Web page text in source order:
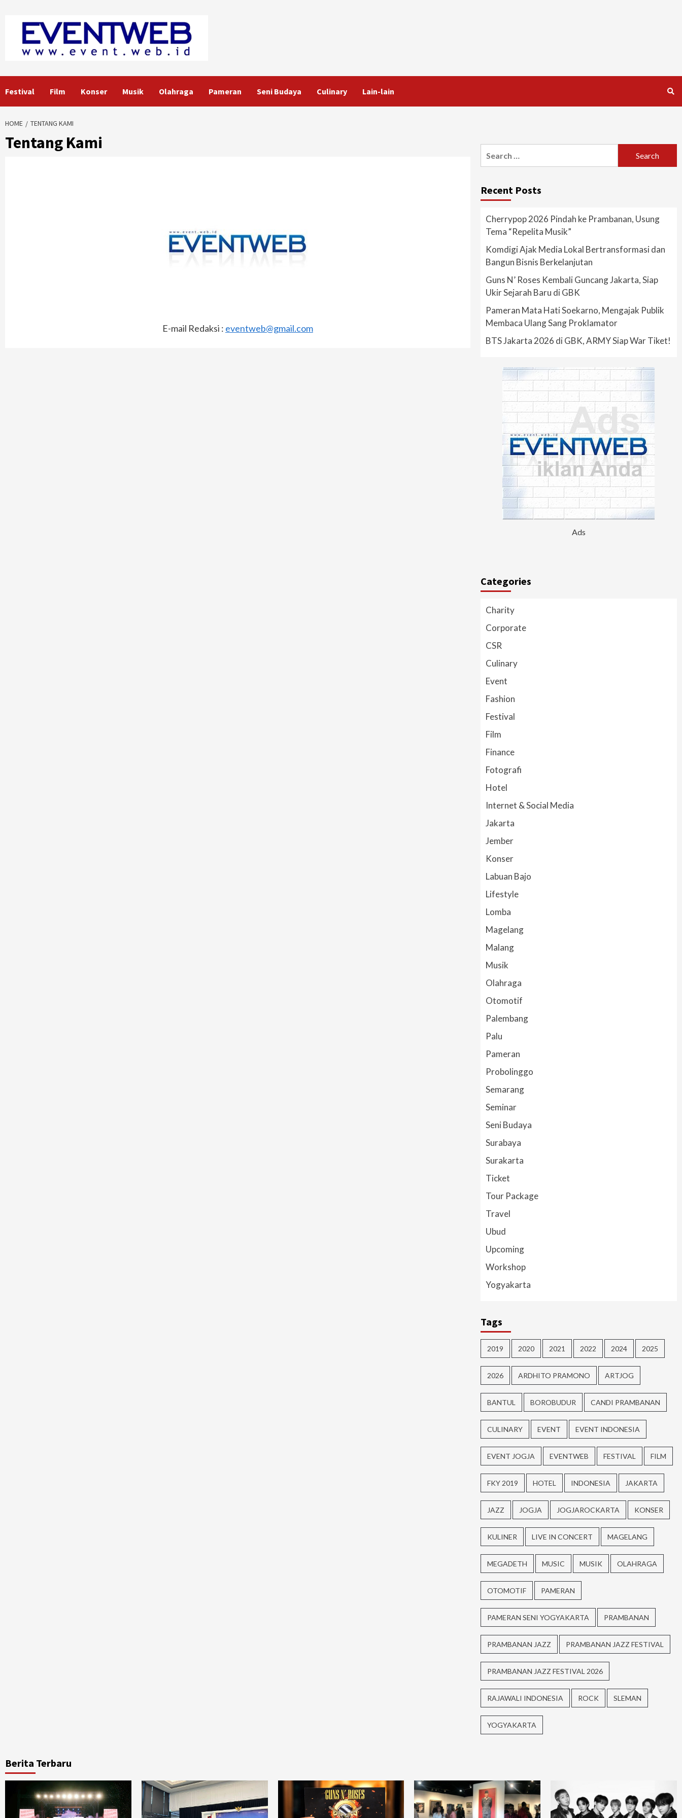
content
Festival Film Konser Musik Olahraga Pameran Seni Budaya Culinary Lain-lain
HOME TENTANG KAMI
Tentang Kami
E-mail Redaksi : eventweb@gmail.com
for:
Recent Posts
Cherrypop 2026 Pindah ke Prambanan, Usung
Tema “Repelita Musik”
Komdigi Ajak Media Lokal Bertransformasi dan
Bangun Bisnis Berkelanjutan
Guns N’ Roses Kembali Guncang Jakarta, Siap
Ukir Sejarah Baru di GBK
Pameran Mata Hati Soekarno, Mengajak Publik
Membaca Ulang Sang Proklamator
BTS Jakarta 2026 di GBK, ARMY Siap War Tiket!
Ads
Categories
Charity
Corporate
CSR
Culinary
Event
Fashion
Festival
Film
Finance
Fotografi
Hotel
Internet & Social Media
Jakarta
Jember
Konser
Labuan Bajo
Lifestyle
Lomba
Magelang
Malang
Musik
Olahraga
Otomotif
Palembang
Palu
Pameran
Probolinggo
Semarang
Seminar
Seni Budaya
Surabaya
Surakarta
Ticket
Tour Package
Travel
Ubud
Upcoming
Workshop
Yogyakarta
Tags
2019 2020 2021 2022 2024 2025
2026 ARDHITO PRAMONO ARTJOG
BANTUL BOROBUDUR CANDI PRAMBANAN
CULINARY EVENT EVENT INDONESIA
EVENT JOGJA EVENTWEB FESTIVAL FILM
FKY 2019 HOTEL INDONESIA JAKARTA
JAZZ JOGJA JOGJAROCKARTA KONSER
KULINER LIVE IN CONCERT MAGELANG
MEGADETH MUSIC MUSIK OLAHRAGA
OTOMOTIF PAMERAN
PAMERAN SENI YOGYAKARTA PRAMBANAN
PRAMBANAN JAZZ PRAMBANAN JAZZ FESTIVAL
PRAMBANAN JAZZ FESTIVAL 2026
RAJAWALI INDONESIA ROCK SLEMAN
YOGYAKARTA
Berita Terbaru